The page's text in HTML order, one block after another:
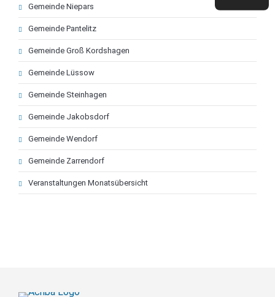
überspringen
Gemeinde Niepars
Gemeinde Pantelitz
Gemeinde Groß Kordshagen
Gemeinde Lüssow
Gemeinde Steinhagen
Gemeinde Jakobsdorf
Gemeinde Wendorf
Gemeinde Zarrendorf
Veranstaltungen Monatsübersicht